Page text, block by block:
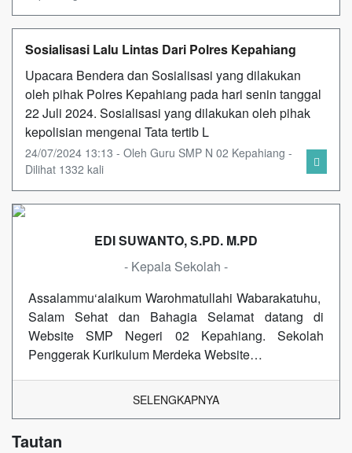
Sosialisasi Lalu Lintas Dari Polres Kepahiang
Upacara Bendera dan Sosialisasi yang dilakukan
oleh pihak Polres Kepahiang pada hari senin tanggal
22 Juli 2024. Sosialisasi yang dilakukan oleh pihak
kepolisian mengenai Tata tertib L
24/07/2024 13:13 - Oleh Guru SMP N 02 Kepahiang -
Dilihat 1332 kali
EDI SUWANTO, S.PD. M.PD
- Kepala Sekolah -
Assalammu‘alaikum Warohmatullahi Wabarakatuhu,
Salam Sehat dan Bahagia Selamat datang di
Website SMP Negeri 02 Kepahiang. Sekolah
Penggerak Kurikulum Merdeka Website…
SELENGKAPNYA
Tautan